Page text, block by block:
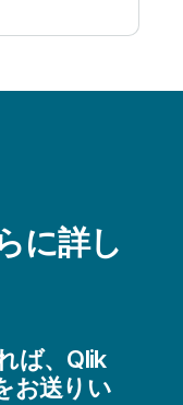
に詳し
ば、Qlik
お送りい